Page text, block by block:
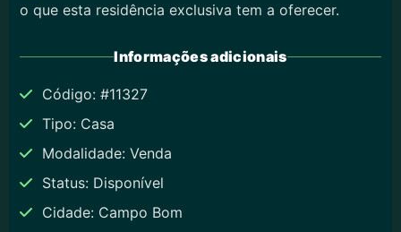
o que esta residência exclusiva tem a oferecer.
Informações adicionais
Código: #11327
Tipo: Casa
Modalidade: Venda
Status: Disponível
Cidade: Campo Bom